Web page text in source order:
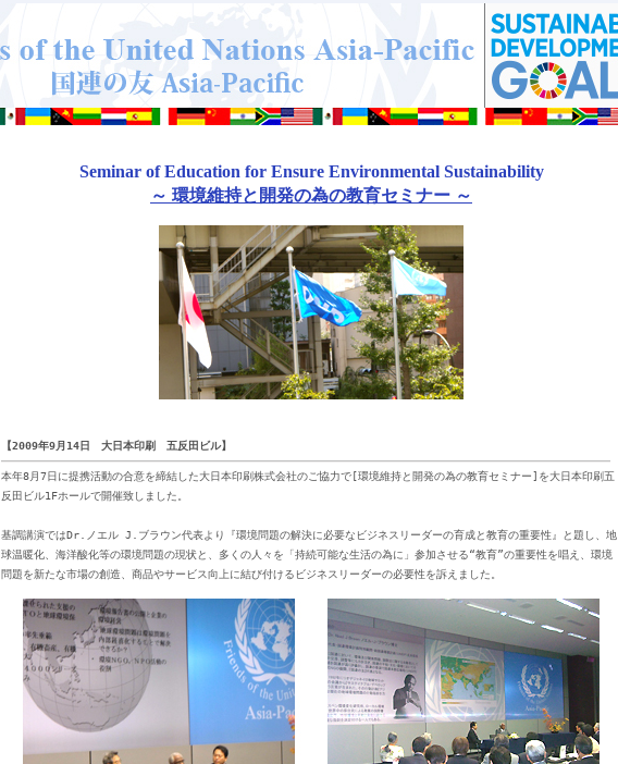
Seminar of Education for Ensure Environmental Sustainability
～ 環境維持と開発の為の教育セミナー ～
【2009年9月14日 大日本印刷 五反田ビル】
本年8月7日に提携活動の合意を締結した大日本印刷株式会社のご協力で[環境維持と開発の為の教育セミナー]を大日本印刷五
反田ビル1Fホールで開催致しました。
基調講演ではDr.ノエル J.ブラウン代表より『環境問題の解決に必要なビジネスリーダーの育成と教育の重要性』と題し、地
球温暖化、海洋酸化等の環境問題の現状と、多くの人々を「持続可能な生活の為に」参加させる“教育”の重要性を唱え、環境
問題を新たな市場の創造、商品やサービス向上に結び付けるビジネスリーダーの必要性を訴えました。